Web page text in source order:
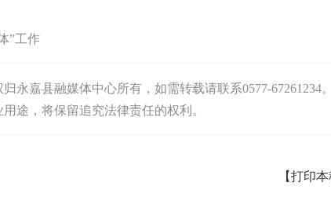
”工作
永嘉县融媒体中心所有，如需转载请联系0577-67261234
途，将保留追究法律责任的权利。
【打印本